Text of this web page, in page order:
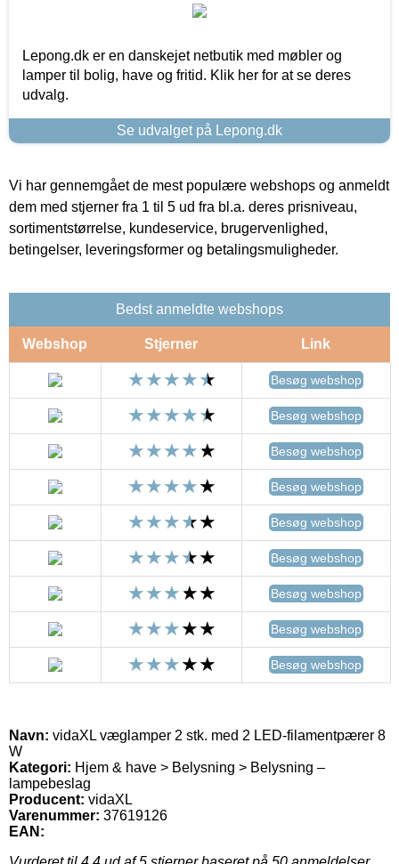
Lepong.dk er en danskejet netbutik med møbler og
lamper til bolig, have og fritid. Klik her for at se deres
udvalg.
Se udvalget på Lepong.dk
Vi har gennemgået de mest populære webshops og anmeldt
dem med stjerner fra 1 til 5 ud fra bl.a. deres prisniveau,
sortimentstørrelse, kundeservice, brugervenlighed,
betingelser, leveringsformer og betalingsmuligheder.
Bedst anmeldte webshops
Webshop Stjerner Link
Besøg webshop
Besøg webshop
Besøg webshop
Besøg webshop
Besøg webshop
Besøg webshop
Besøg webshop
Besøg webshop
Besøg webshop
Navn: vidaXL væglamper 2 stk. med 2 LED-filamentpærer 8
W
Kategori: Hjem & have > Belysning > Belysning –
lampebeslag
Producent: vidaXL
Varenummer: 37619126
EAN: